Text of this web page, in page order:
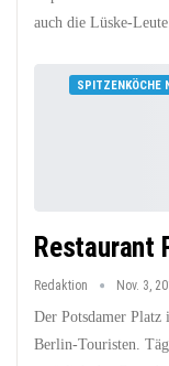
auch die Lüske-
SPITZENKÖCHE
Restaurant
Redaktion Nov. 3,
Der Potsdamer
Berlin-Touristen.